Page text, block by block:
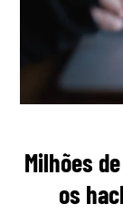
Milhões
os